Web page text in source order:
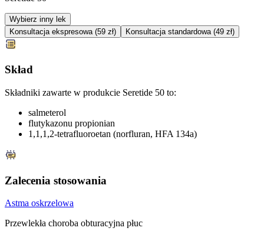
Wybierz inny lek
Konsultacja ekspresowa (59 zł)
Konsultacja standardowa (49 zł)
Skład
Składniki zawarte w produkcie Seretide 50 to:
salmeterol
flutykazonu propionian
1,1,1,2-tetrafluoroetan (norfluran, HFA 134a)
Zalecenia stosowania
Astma oskrzelowa
Przewlekła choroba obturacyjna płuc